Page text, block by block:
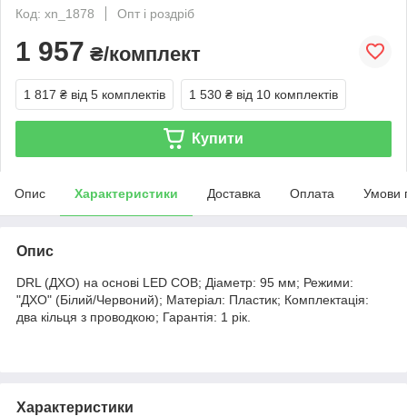
Код: xn_1878
Опт і роздріб
1 957 ₴/комплект
1 817 ₴ від 5 комплектів 1 530 ₴ від 10 комплектів
Купити
Опис Характеристики Доставка Оплата Умови
Опис
DRL (ДХО) на основі LED COB; Діаметр: 95 мм; Режими:
"ДХО" (Білий/Червоний); Матеріал: Пластик; Комплектація:
два кільця з проводкою; Гарантія: 1 рік.
Характеристики